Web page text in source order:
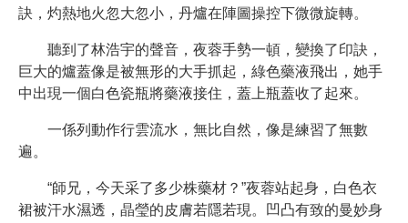
訣，灼熱地火忽大忽小，丹爐在陣圖操控下微微旋轉。
聽到了林浩宇的聲音，夜蓉手勢一頓，變換了印訣，
巨大的爐蓋像是被無形的大手抓起，綠色藥液飛出，她手
中出現一個白色瓷瓶將藥液接住，蓋上瓶蓋收了起來。
一係列動作行雲流水，無比自然，像是練習了無數
遍。
“師兄，今天采了多少株藥材？”夜蓉站起身，白色衣
裙被汗水濕透，晶瑩的皮膚若隱若現。凹凸有致的曼妙身